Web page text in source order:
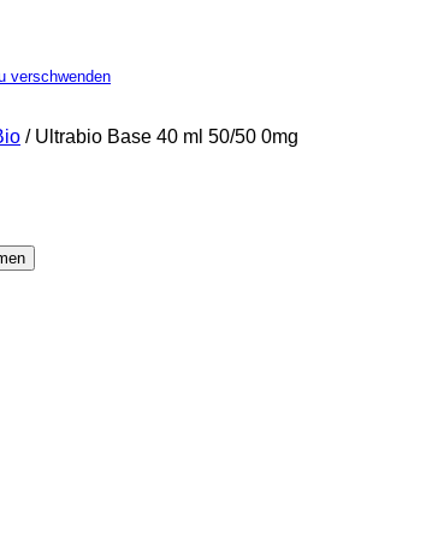
verschwenden
/ Ultrabio Base 40 ml 50/50 0mg